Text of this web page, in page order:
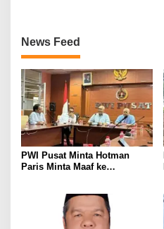
News Feed
PWI Pusat Minta Hotman
Paris Minta Maaf ke